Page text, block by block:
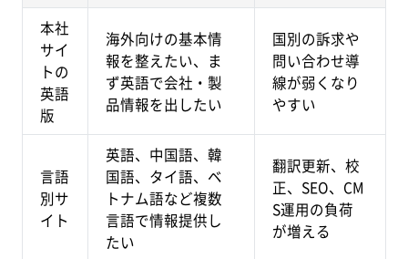
本社
サイ
トの
英語
版
海外向けの基本情
報を整えたい、ま
ず英語で会社・製
品情報を出したい
国別の訴求や
問い合わせ導
線が弱くなり
やすい
言語
別サ
イト
英語、中国語、韓
国語、タイ語、ベ
トナム語など複数
言語で情報提供し
たい
翻訳更新、校
正、SEO、CM
S運用の負荷
が増える